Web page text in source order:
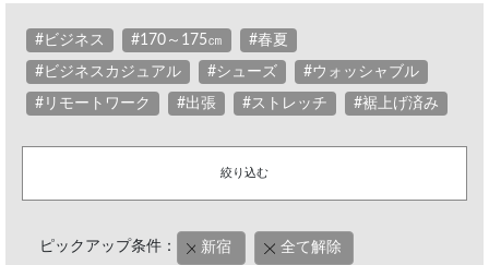
#ビジネス #170～175㎝ #春夏
#ビジネスカジュアル #シューズ #ウォッシャブル
#リモートワーク #出張 #ストレッチ #裾上げ済み
絞り込む
ピックアップ条件： 新宿 全て解除